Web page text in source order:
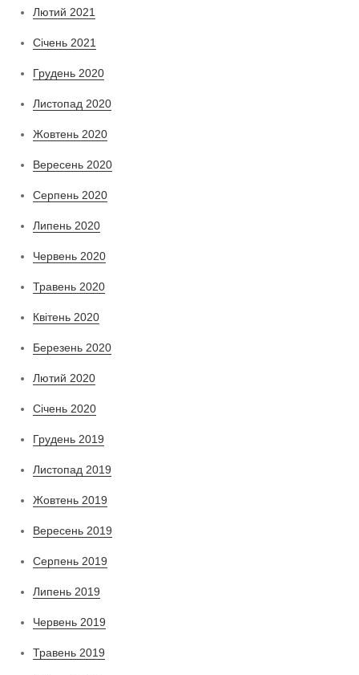
Лютий 2021
Січень 2021
Грудень 2020
Листопад 2020
Жовтень 2020
Вересень 2020
Серпень 2020
Липень 2020
Червень 2020
Травень 2020
Квітень 2020
Березень 2020
Лютий 2020
Січень 2020
Грудень 2019
Листопад 2019
Жовтень 2019
Вересень 2019
Серпень 2019
Липень 2019
Червень 2019
Травень 2019